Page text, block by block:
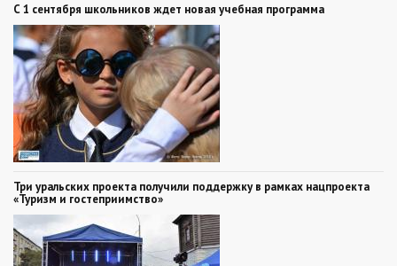
С 1 сентября школьников ждет новая учебная программа
Три уральских проекта получили поддержку в рамках нацпроекта
«Туризм и гостеприимство»